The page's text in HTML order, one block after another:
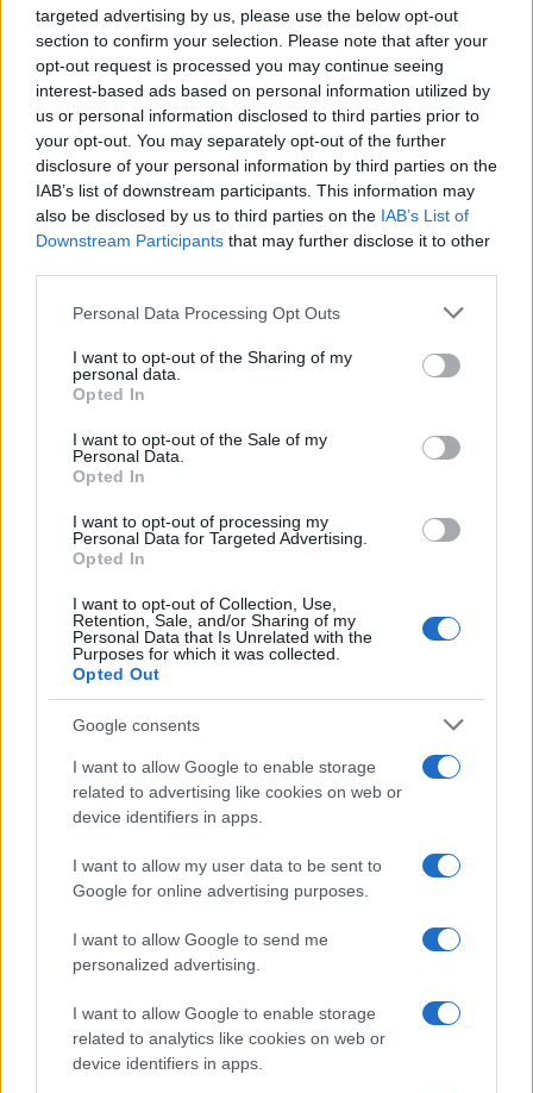
targeted advertising by us, please use the below opt-out
section to confirm your selection. Please note that after your
opt-out request is processed you may continue seeing
interest-based ads based on personal information utilized by
us or personal information disclosed to third parties prior to
your opt-out. You may separately opt-out of the further
disclosure of your personal information by third parties on the
IAB’s list of downstream participants. This information may
also be disclosed by us to third parties on the IAB’s List of
Downstream Participants that may further disclose it to other
Please note that this website/app uses one or more Google
not limited to your visit or usage behaviour. You may click to
grant or deny consent to Google and its third-party tags to
use your data for below specified purposes in below Google
consent section.
Personal Data Processing Opt Outs
I want to opt-out of the Sharing of my
personal data.
Opted In
I want to opt-out of the Sale of my
Personal Data.
Opted In
I want to opt-out of processing my
Personal Data for Targeted Advertising.
Opted In
I want to opt-out of Collection, Use,
Retention, Sale, and/or Sharing of my
Personal Data that Is Unrelated with the
Purposes for which it was collected.
Opted Out
Google consents
I want to allow Google to enable storage
related to advertising like cookies on web or
device identifiers in apps.
I want to allow my user data to be sent to
Google for online advertising purposes.
I want to allow Google to send me
personalized advertising.
I want to allow Google to enable storage
related to analytics like cookies on web or
device identifiers in apps.
console portatili come SwitcheSwitch 2questi
titoli ritrovano nuova vita grazie alla comodità di
gioco ovunque e a funzioni come salvataggi rapidi
e opzioni di difficoltà, rendendo la raccolta
accessibile sia ai veterani sia ai giocatori alle prime
armi.
AUTORE
casual e naturale, è un analista tattico che
trasforma dati e clip in racconti social. Ricorda
Stadio Olimpico Grande Torino: da
quell'appunto nacque la sua linea editoriale,
che propugna spiegazioni visive per il tifoso
allenatore under15 al Chieri e ciclista urbano.